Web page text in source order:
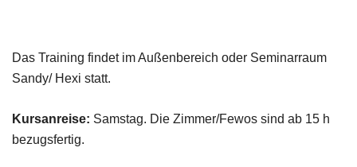
Das Training findet im Außenbereich oder Seminarraum
Sandy/ Hexi statt.
Kursanreise: Samstag. Die Zimmer/Fewos sind ab 15 h
bezugsfertig.